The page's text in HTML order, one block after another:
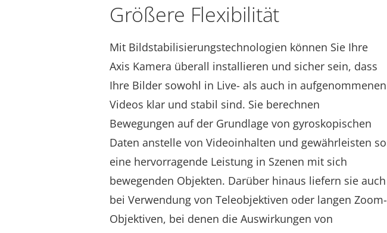
Größere Flexibilität
Mit Bildstabilisierungstechnologien können Sie Ihre
Axis Kamera überall installieren und sicher sein, dass
Ihre Bilder sowohl in Live- als auch in aufgenommenen
Videos klar und stabil sind. Sie berechnen
Bewegungen auf der Grundlage von gyroskopischen
Daten anstelle von Videoinhalten und gewährleisten so
eine hervorragende Leistung in Szenen mit sich
bewegenden Objekten. Darüber hinaus liefern sie auch
bei Verwendung von Teleobjektiven oder langen Zoom-
Objektiven, bei denen die Auswirkungen von